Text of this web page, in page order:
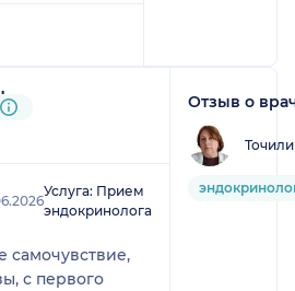
через НаПоправку
Услуга: Прием
эндокринолога
самочувствие,
с первого
Отзыв о